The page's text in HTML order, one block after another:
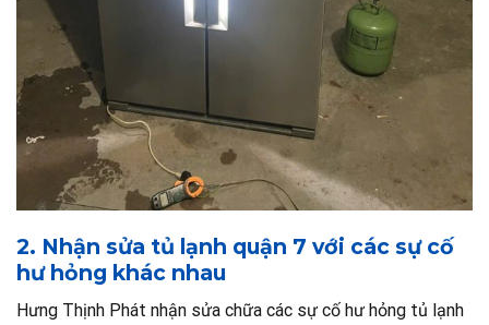
2. Nhận sửa tủ lạnh quận 7 với các sự cố
hư hỏng khác nhau
Hưng Thịnh Phát nhận sửa chữa các sự cố hư hỏng tủ lạnh